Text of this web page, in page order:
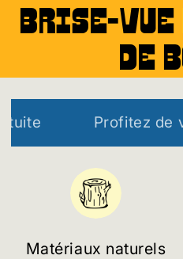
Brise-
de
Profitez de votre
Matériaux naturels